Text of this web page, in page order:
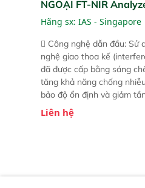
NGOẠI FT-NIR
R
Hãng sx: IAS - Singapore
 Công nghệ dẫn đầu: Sử
nghệ giao thoa kế
đã được cấp bằng sáng
tăng khả năng chống
bảo độ ổn định và giảm
 Phạm vi ứng dụng rộng:
nhu cầu kiểm tra đa dạng
Liên hệ